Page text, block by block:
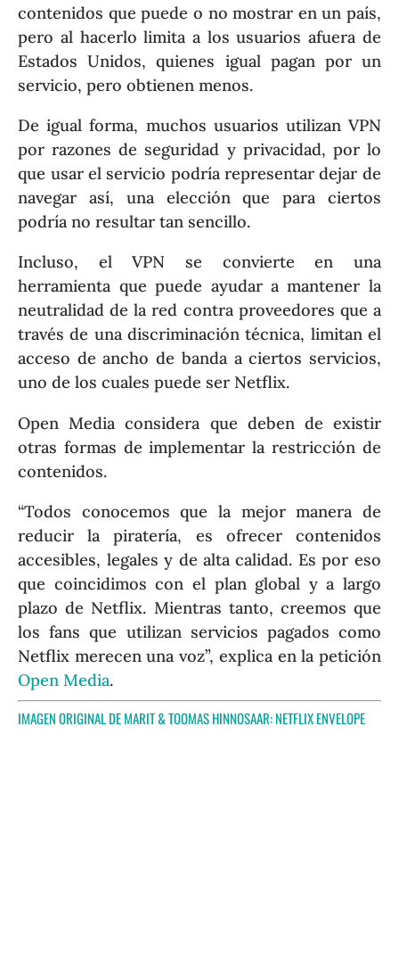
contenidos que puede o no mostrar en un país,
pero al hacerlo limita a los usuarios afuera de
Estados Unidos, quienes igual pagan por un
servicio, pero obtienen menos.
De igual forma, muchos usuarios utilizan VPN
por razones de seguridad y privacidad, por lo
que usar el servicio podría representar dejar de
navegar así, una elección que para ciertos
podría no resultar tan sencillo.
Incluso, el VPN se convierte en una
herramienta que puede ayudar a mantener la
neutralidad de la red contra proveedores que a
través de una discriminación técnica, limitan el
acceso de ancho de banda a ciertos servicios,
uno de los cuales puede ser Netflix.
Open Media considera que deben de existir
otras formas de implementar la restricción de
contenidos.
“Todos conocemos que la mejor manera de
reducir la piratería, es ofrecer contenidos
accesibles, legales y de alta calidad. Es por eso
que coincidimos con el plan global y a largo
plazo de Netflix. Mientras tanto, creemos que
los fans que utilizan servicios pagados como
Netflix merecen una voz”, explica en la petición
Open Media.
IMAGEN ORIGINAL DE MARIT & TOOMAS HINNOSAAR:NETFLIX ENVELOPE